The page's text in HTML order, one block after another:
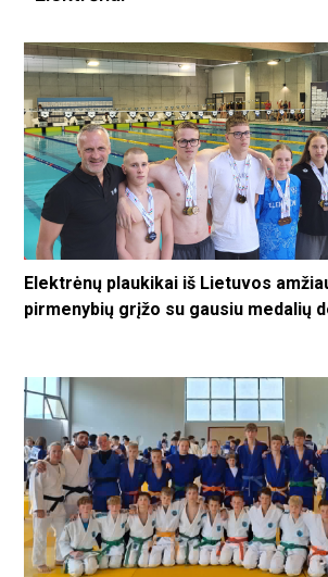
Elektrėnų plaukikai iš Lietuvos
pirmenybių grįžo su gausiu medalių